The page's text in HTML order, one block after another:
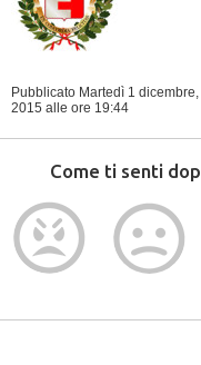
Pubblicato Martedì 1 dicembre,
2015 alle ore 19:44
Come ti senti